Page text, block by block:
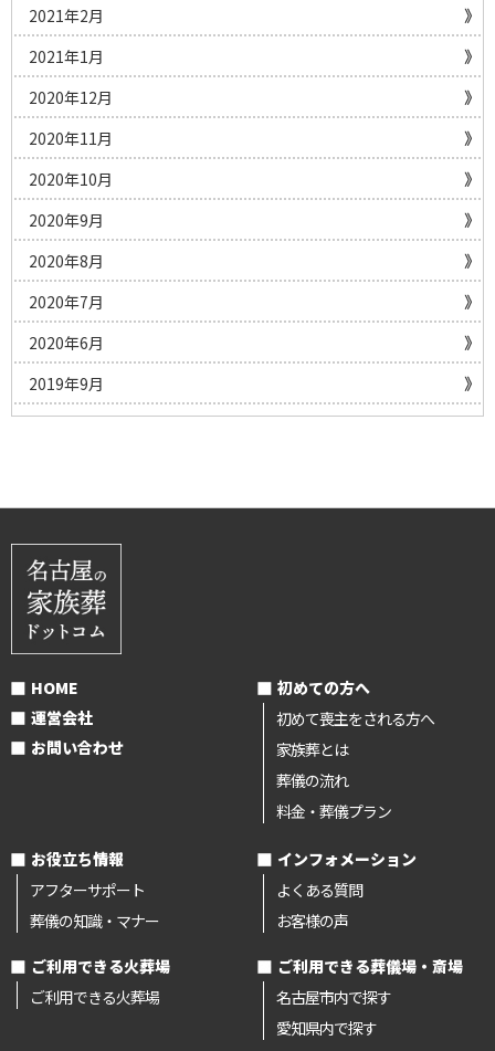
2021年2月
2021年1月
2020年12月
2020年11月
2020年10月
2020年9月
2020年8月
2020年7月
2020年6月
2019年9月
HOME
運営会社
お問い合わせ
初めての方へ
初めて喪主をされる方へ
家族葬とは
葬儀の流れ
料金・葬儀プラン
お役立ち情報
アフターサポート
葬儀の知識・マナー
ご利用できる火葬場
ご利用できる火葬場
インフォメーション
よくある質問
お客様の声
ご利用できる葬儀場・斎場
名古屋市内で探す
愛知県内で探す